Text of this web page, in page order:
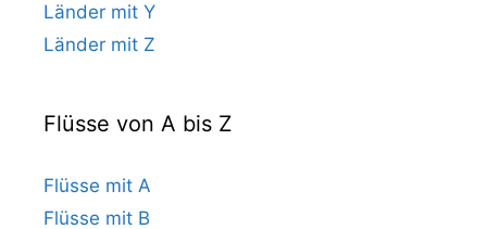
Länder mit Y
Länder mit Z
Flüsse von A bis Z
Flüsse mit A
Flüsse mit B